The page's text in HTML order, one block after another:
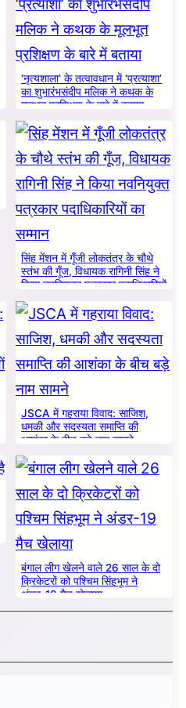
‘नृत्यशाला’ के तत्वावधान में ‘प्रत्याशा’
का शुभारंभसंदीप मलिक ने कथक के
मूलभूत प्रशिक्षण के बारे में बताया
सिंह मेंशन में गूँजी लोकतंत्र के चौथे
स्तंभ की गूँज, विधायक रागिनी सिंह ने
किया नवनियुक्त पत्रकार पदाधिकारियों
का सम्मान
JSCA में गहराया विवाद: साजिश,
धमकी और सदस्यता समाप्ति की
आशंका के बीच बड़े नाम सामने
बंगाल लीग खेलने वाले 26 साल के दो
क्रिकेटरों को पश्चिम सिंहभूम ने
अंडर-19 मैच खेलाया